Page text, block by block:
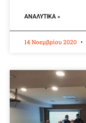
ΑΝΑΛΥΤΙΚΆ »
14 Νοεμβρίου 2020